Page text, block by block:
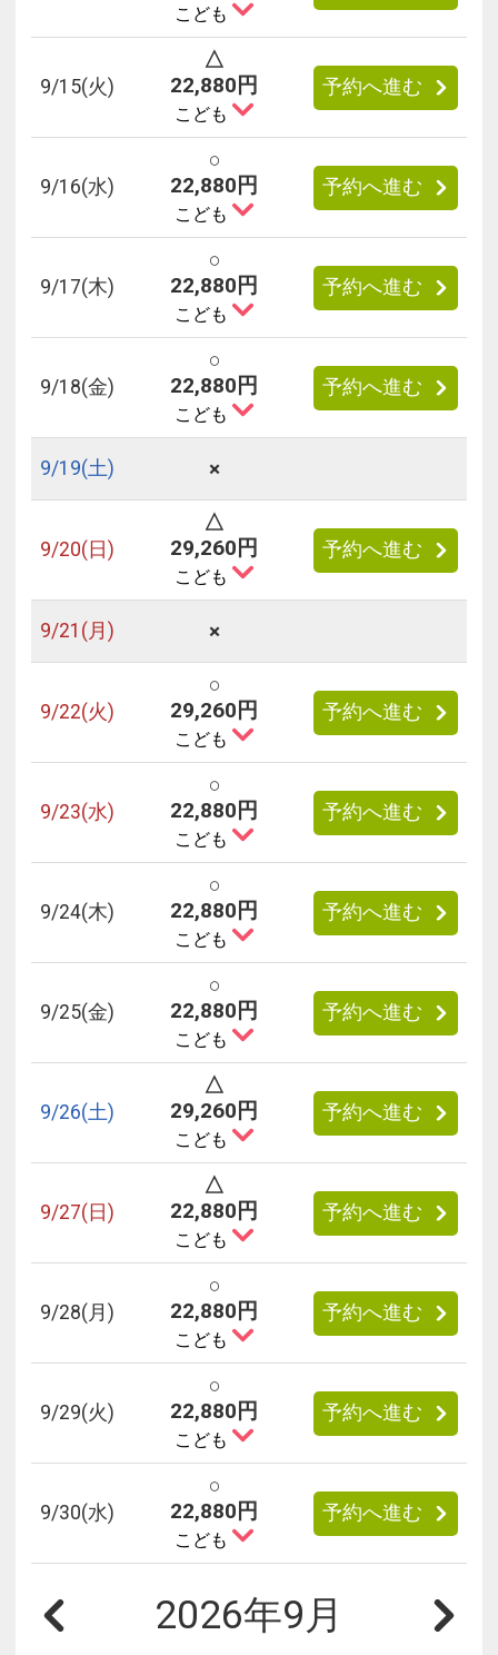
こども
9/15(火)
△
22,880円
こども
予約へ進む
9/16(水)
○
22,880円
こども
予約へ進む
9/17(木)
○
22,880円
こども
予約へ進む
9/18(金)
○
22,880円
こども
予約へ進む
9/19(土) ×
9/20(日)
△
29,260円
こども
予約へ進む
9/21 (月) ×
9/22(火)
○
29,260円
こども
予約へ進む
9/23(水)
○
22,880円
こども
予約へ進む
9/24(木)
○
22,880円
こども
予約へ進む
9/25(金)
○
22,880円
こども
予約へ進む
9/26(土)
△
29,260円
こども
予約へ進む
9/27(日)
△
22,880円
こども
予約へ進む
9/28(月)
○
22,880円
こども
予約へ進む
9/29(火)
○
22,880円
こども
予約へ進む
9/30(水)
○
22,880円
こども
予約へ進む
2026年9月